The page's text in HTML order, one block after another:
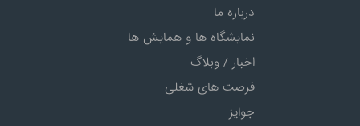
درباره ما
نمایشگاه ها و همایش ها
اخبار / وبلاگ
فرصت های شغلی
جوایز